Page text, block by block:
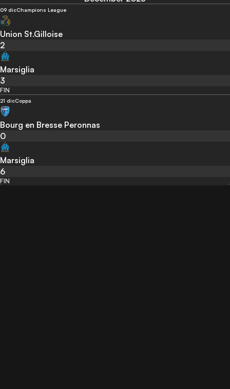
09 dicChampions League
Union St.Gilloise
2
Marsiglia
3
FIN
21 dicCoppa
Bourg en Bresse Peronnas
0
Marsiglia
6
FIN